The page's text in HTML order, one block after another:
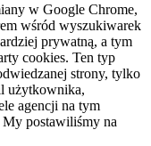
w Google Chrome,
wśród wyszukiwarek
prywatną, a tym
cookies. Ten typ
strony, tylko
użytkownika,
agencji na tym
My postawiliśmy na